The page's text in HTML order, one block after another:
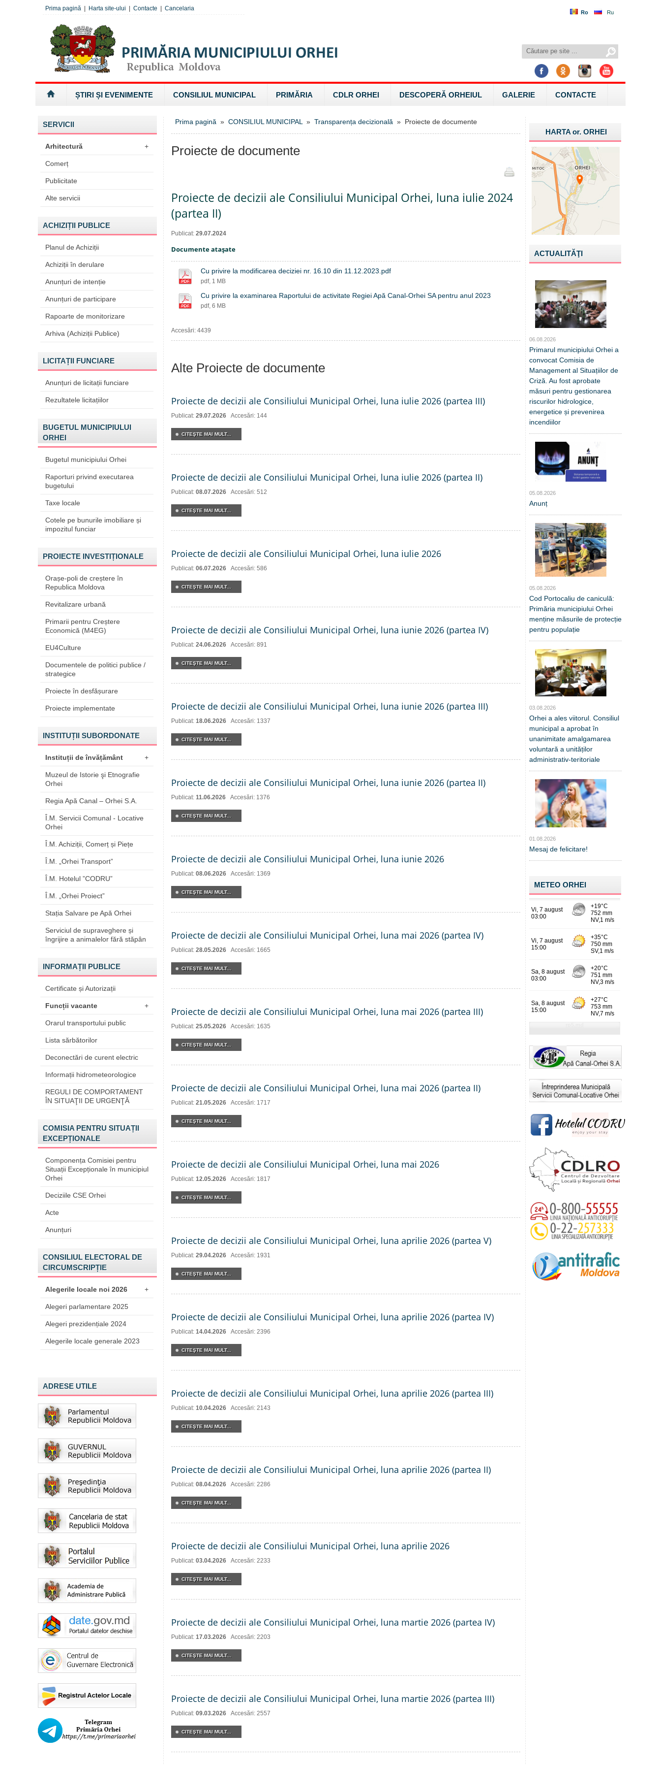
Ro Ru
Prima pagină Harta site-ului Contacte Cancelaria
ȘTIRI ȘI EVENIMENTE CONSILIUL MUNICIPAL PRIMĂRIA CDLR ORHEI DESCOPERĂ ORHEIUL GALERIE CONTACTE
SERVICII
Arhitectură +
Comerț
Publicitate
Alte servicii
ACHIZIȚII PUBLICE
Planul de Achiziții
Achiziții în derulare
Anunțuri de intenție
Anunțuri de participare
Rapoarte de monitorizare
Arhiva (Achiziții Publice)
LICITAȚII FUNCIARE
Anunțuri de licitații funciare
Rezultatele licitațiilor
BUGETUL MUNICIPIULUI
ORHEI
Bugetul municipiului Orhei
Raporturi privind executarea
bugetului
Taxe locale
Cotele pe bunurile imobiliare și
impozitul funciar
PROIECTE INVESTIȚIONALE
Orașe-poli de creștere în
Republica Moldova
Revitalizare urbană
Primarii pentru Creștere
Economică (M4EG)
EU4Culture
Documentele de politici publice /
strategice
Proiecte în desfășurare
Proiecte implementate
INSTITUȚII SUBORDONATE
Instituții de învățământ +
Muzeul de Istorie şi Etnografie
Orhei
Regia Apă Canal – Orhei S.A.
Î.M. Servicii Comunal - Locative
Orhei
Î.M. Achiziții, Comerț și Piețe
Î.M. „Orhei Transport”
Î.M. Hotelul ”CODRU”
Î.M. „Orhei Proiect”
Stația Salvare pe Apă Orhei
Serviciul de supraveghere și
îngrijire a animalelor fără stăpân
INFORMAȚII PUBLICE
Certificate și Autorizații
Funcții vacante +
Orarul transportului public
Lista sărbătorilor
Deconectări de curent electric
Informații hidrometeorologice
REGULI DE COMPORTAMENT
ÎN SITUAŢII DE URGENŢĂ
COMISIA PENTRU SITUAȚII
EXCEPȚIONALE
Componența Comisiei pentru
Situații Excepționale în municipiul
Orhei
Deciziile CSE Orhei
Acte
Anunțuri
CONSILIUL ELECTORAL DE
CIRCUMSCRIPȚIE
Alegerile locale noi 2026 +
Alegeri parlamentare 2025
Alegeri prezidențiale 2024
Alegerile locale generale 2023
ADRESE UTILE
Prima pagină » CONSILIUL MUNICIPAL » Transparența decizională » Proiecte de documente
Proiecte de documente
Proiecte de decizii ale Consiliului Municipal Orhei, luna iulie 2024
(partea II)
Publicat: 29.07.2024
Documente ataşate
Cu privire la modificarea deciziei nr. 16.10 din 11.12.2023.pdf
pdf, 1 MB
Cu privire la examinarea Raportului de activitate Regiei Apă Canal-Orhei SA pentru anul 2023
pdf, 6 MB
Accesări: 4439
Alte Proiecte de documente
Proiecte de decizii ale Consiliului Municipal Orhei, luna iulie 2026 (partea III)
Publicat: 29.07.2026 Accesări: 144
CITEŞTE MAI MULT...
Proiecte de decizii ale Consiliului Municipal Orhei, luna iulie 2026 (partea II)
Publicat: 08.07.2026 Accesări: 512
CITEŞTE MAI MULT...
Proiecte de decizii ale Consiliului Municipal Orhei, luna iulie 2026
Publicat: 06.07.2026 Accesări: 586
CITEŞTE MAI MULT...
Proiecte de decizii ale Consiliului Municipal Orhei, luna iunie 2026 (partea IV)
Publicat: 24.06.2026 Accesări: 891
CITEŞTE MAI MULT...
Proiecte de decizii ale Consiliului Municipal Orhei, luna iunie 2026 (partea III)
Publicat: 18.06.2026 Accesări: 1337
CITEŞTE MAI MULT...
Proiecte de decizii ale Consiliului Municipal Orhei, luna iunie 2026 (partea II)
Publicat: 11.06.2026 Accesări: 1376
CITEŞTE MAI MULT...
Proiecte de decizii ale Consiliului Municipal Orhei, luna iunie 2026
Publicat: 08.06.2026 Accesări: 1369
CITEŞTE MAI MULT...
Proiecte de decizii ale Consiliului Municipal Orhei, luna mai 2026 (partea IV)
Publicat: 28.05.2026 Accesări: 1665
CITEŞTE MAI MULT...
Proiecte de decizii ale Consiliului Municipal Orhei, luna mai 2026 (partea III)
Publicat: 25.05.2026 Accesări: 1635
CITEŞTE MAI MULT...
Proiecte de decizii ale Consiliului Municipal Orhei, luna mai 2026 (partea II)
Publicat: 21.05.2026 Accesări: 1717
CITEŞTE MAI MULT...
Proiecte de decizii ale Consiliului Municipal Orhei, luna mai 2026
Publicat: 12.05.2026 Accesări: 1817
CITEŞTE MAI MULT...
Proiecte de decizii ale Consiliului Municipal Orhei, luna aprilie 2026 (partea V)
Publicat: 29.04.2026 Accesări: 1931
CITEŞTE MAI MULT...
Proiecte de decizii ale Consiliului Municipal Orhei, luna aprilie 2026 (partea IV)
Publicat: 14.04.2026 Accesări: 2396
CITEŞTE MAI MULT...
Proiecte de decizii ale Consiliului Municipal Orhei, luna aprilie 2026 (partea III)
Publicat: 10.04.2026 Accesări: 2143
CITEŞTE MAI MULT...
Proiecte de decizii ale Consiliului Municipal Orhei, luna aprilie 2026 (partea II)
Publicat: 08.04.2026 Accesări: 2286
CITEŞTE MAI MULT...
Proiecte de decizii ale Consiliului Municipal Orhei, luna aprilie 2026
Publicat: 03.04.2026 Accesări: 2233
CITEŞTE MAI MULT...
Proiecte de decizii ale Consiliului Municipal Orhei, luna martie 2026 (partea IV)
Publicat: 17.03.2026 Accesări: 2203
CITEŞTE MAI MULT...
Proiecte de decizii ale Consiliului Municipal Orhei, luna martie 2026 (partea III)
Publicat: 09.03.2026 Accesări: 2557
CITEŞTE MAI MULT...
HARTA or.ORHEI
ACTUALITĂŢI
06.08.2026
Primarul municipiului Orhei a
convocat Comisia de
Management al Situațiilor de
Criză. Au fost aprobate
măsuri pentru gestionarea
riscurilor hidrologice,
energetice și prevenirea
incendiilor
05.08.2026
Anunț
05.08.2026
Cod Portocaliu de caniculă:
Primăria municipiului Orhei
menține măsurile de protecție
pentru populație
03.08.2026
Orhei a ales viitorul. Consiliul
municipal a aprobat în
unanimitate amalgamarea
voluntară a unităților
administrativ-teritoriale
01.08.2026
Mesaj de felicitare!
METEO ORHEI